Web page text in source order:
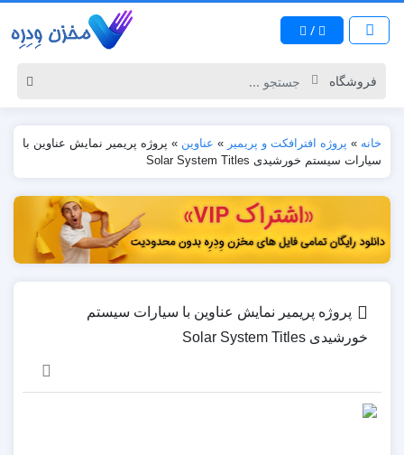
/
خانه » پروژه افترافکت و پریمیر » عناوین » پروژه پریمیر نمایش عناوین با
سیارات سیستم خورشیدی Solar System Titles
پروژه پریمیر نمایش عناوین با سیارات سیستم
خورشیدی Solar System Titles
نمایشگر